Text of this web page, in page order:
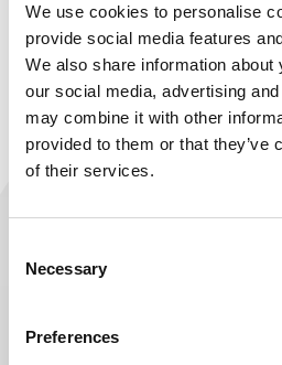
We use cookies to personalise
provide social media features
We also share information
our social media, advertising
may combine it with other
provided to them or that they’ve
of their services.
Selection
Necessary
Preferences
vorm Scheitern und macht Mut,
einzulassen und Vorhaben
geht, erklärt der erfahrene
Grzeskowitz praxisnah und
als Unternehmer immer wieder
Veränderungen wie etwa
Personalabbau konfrontiert. Doch
in schwierigen Zeiten. Diese
Grzeskowitz zu einem gefragten
versteht, sein Publikum zu